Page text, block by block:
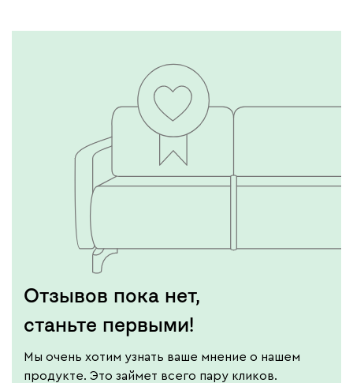
Отзывов пока нет,
станьте первыми!
Мы очень хотим узнать ваше мнение о нашем
продукте. Это займет всего пару кликов.